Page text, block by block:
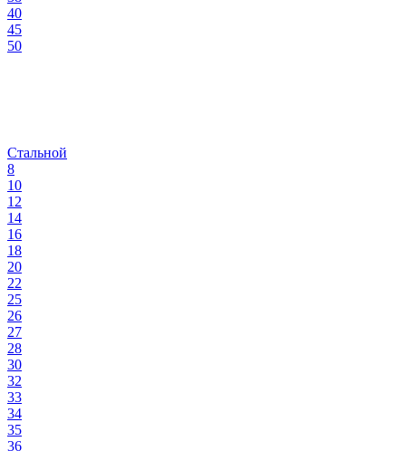
40
45
50
Стальной
8
10
12
14
16
18
20
22
25
26
27
28
30
32
33
34
35
36